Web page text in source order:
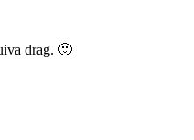
drag. 🙂